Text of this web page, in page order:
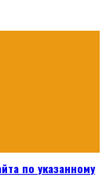
по указанному